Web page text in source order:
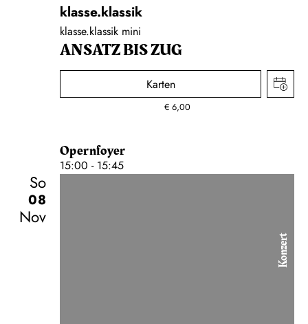
klasse.klassik
klasse.klassik mini
ANSATZ BIS ZUG
Karten
€ 6,00
Opernfoyer
15:00 - 15:45
So
08
Nov
Konzert